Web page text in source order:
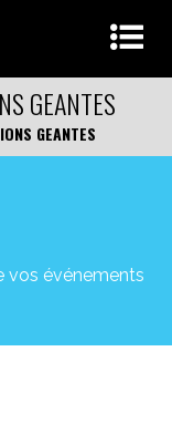
GEANTES
GEANTES
vos événements